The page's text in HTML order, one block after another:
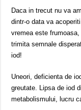
Daca in trecut nu va
dintr-o data va
vremea este
trimita semnale
iod!
Uneori, deficienta de
greutate. Lipsa de iod
metabolismului, lucru